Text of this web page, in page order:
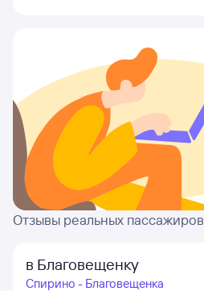
Отзывы реальных пассажиров
в Благовещенку
Спирино - Благовещенка